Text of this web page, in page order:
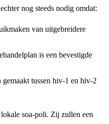
nog steeds nodig omdat:
van uitgebreidere
is een bevestigde
tussen hiv-1 en hiv-2
soa-poli. Zij zullen een